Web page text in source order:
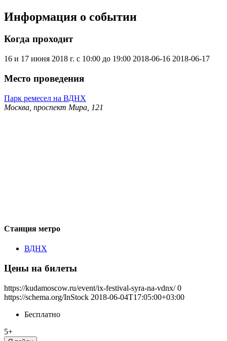
Информация о событии
Когда проходит
16 и 17 июня 2018 г. с 10:00 до 19:00 2018-06-16 2018-06-17
Место проведения
Парк ремесел на ВДНХ
Москва, проспект Мира, 121
Станция метро
ВДНХ
Цены на билеты
https://kudamoscow.ru/event/ix-festival-syra-na-vdnx/ 0
https://schema.org/InStock 2018-06-04T17:05:00+03:00
Бесплатно
5+